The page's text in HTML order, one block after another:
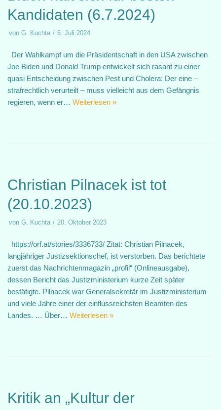
Kandidaten (6.7.2024)
von G. Kuchta 6. Juli 2024
Der Wahlkampf um die Präsidentschaft in den USA zwischen
Joe Biden und Donald Trump entwickelt sich rasant zu einer
quasi Entscheidung zwischen Pest und Cholera: Der eine –
strafrechtlich verurteilt – muss vielleicht aus dem Gefängnis
regieren, wenn er… Weiterlesen »
Christian Pilnacek ist tot
(20.10.2023)
von G. Kuchta 20. Oktober 2023
https://orf.at/stories/3336733/ Zitat: Christian Pilnacek,
langjähriger Justizsektionschef, ist verstorben. Das berichtete
zuerst das Nachrichtenmagazin „profil“ (Onlineausgabe),
dessen Bericht das Justizministerium kurze Zeit später
bestätigte. Pilnacek war Generalsekretär im Justizministerium
und viele Jahre einer der einflussreichsten Beamten des
Landes. … Über… Weiterlesen »
Kritik an „Kultur der